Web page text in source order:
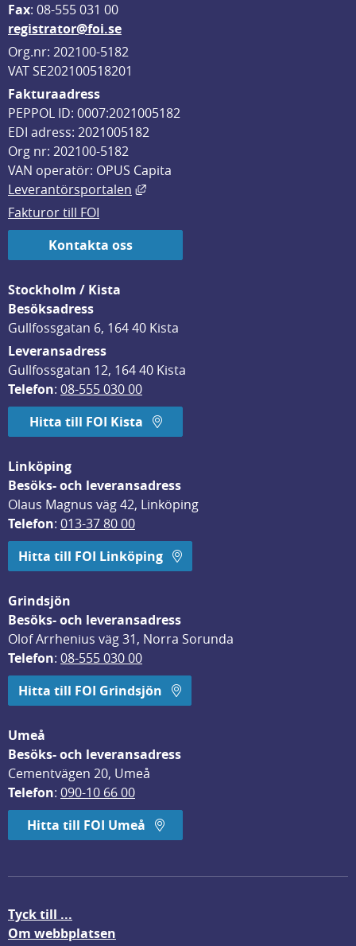
Fax: 08-555 031 00
registrator@foi.se
Org.nr: 202100-5182
VAT SE202100518201
Fakturaadress
PEPPOL ID: 0007:2021005182
EDI adress: 2021005182
Org nr: 202100-5182
VAN operatör: OPUS Capita
Leverantörsportalen
Länk till annan webbplats, öppnas
Fakturor till FOI
Kontakta oss
Stockholm / Kista
Besöksadress
Gullfossgatan 6, 164 40 Kista
Leveransadress
Gullfossgatan 12, 164 40 Kista
Telefon: 08-555 030 00
Hitta till FOI Kista
Linköping
Besöks- och leveransadress
Olaus Magnus väg 42, Linköping
Telefon: 013-37 80 00
Hitta till FOI Linköping
Grindsjön
Besöks- och leveransadress
Olof Arrhenius väg 31, Norra Sorunda
Telefon: 08-555 030 00
Hitta till FOI Grindsjön
Umeå
Besöks- och leveransadress
Cementvägen 20, Umeå
Telefon: 090-10 66 00
Hitta till FOI Umeå
Tyck till ...
Om webbplatsen